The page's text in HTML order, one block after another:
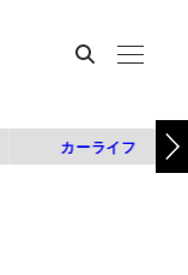
カーライフ